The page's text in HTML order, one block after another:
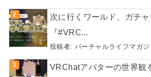
次に行くワールド、ガチ
『#VRC...
投稿者: バーチャルライフマガ
VRChatアバターの世界観